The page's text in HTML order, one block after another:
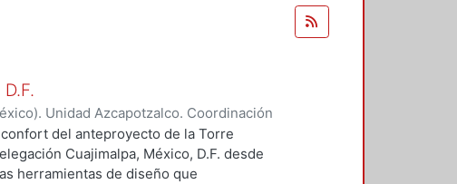
Unidad Azcapotzalco. Coordinación
Eguia, Guillermo Heriberto
del anteproyecto de la Torre
Cuajimalpa, México, D.F. desde
herramientas de diseño que